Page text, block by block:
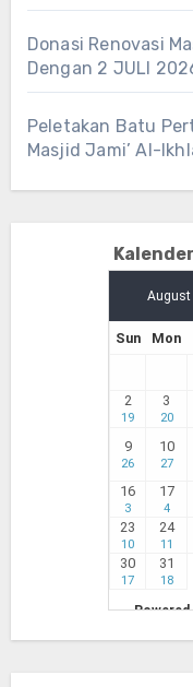
Donasi Renovasi
Dengan 2 JULI
Peletakan Batu
Masjid Jami’ Al-